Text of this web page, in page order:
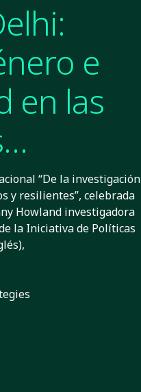
e
en las
“De la investigación
y resilientes”, celebrada
Howland investigadora
la Iniciativa de Políticas